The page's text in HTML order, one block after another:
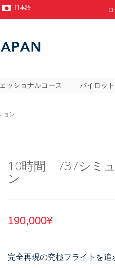
日本語
ッショナルコース パイロッ
ョン
10時間 737シミ
ン
190,000¥
完全再現の究極フライトを追